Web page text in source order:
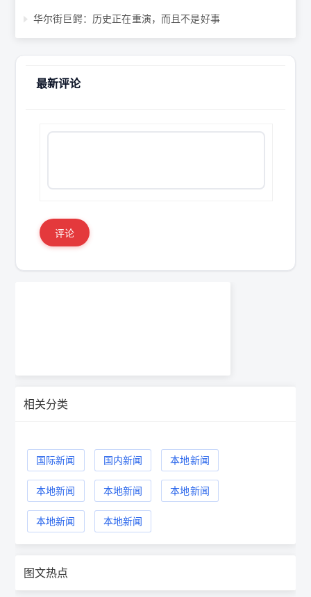
华尔街巨鳄：历史正在重演，而且不是好事
最新评论
评论
相关分类
国际新闻 国内新闻 本地新闻
本地新闻 本地新闻 本地新闻
本地新闻 本地新闻
图文热点